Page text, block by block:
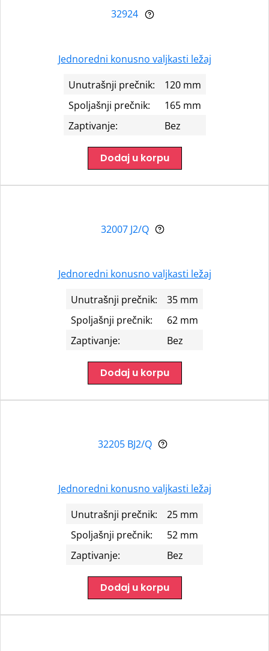
32924
Jednoredni konusno valjkasti ležaj
Unutrašnji prečnik:
120 mm
Spoljašnji prečnik:
165 mm
Zaptivanje:
Bez
Dodaj u korpu
32007 J2/Q
Jednoredni konusno valjkasti ležaj
Unutrašnji prečnik:
35 mm
Spoljašnji prečnik:
62 mm
Zaptivanje:
Bez
Dodaj u korpu
32205 BJ2/Q
Jednoredni konusno valjkasti ležaj
Unutrašnji prečnik:
25 mm
Spoljašnji prečnik:
52 mm
Zaptivanje:
Bez
Dodaj u korpu